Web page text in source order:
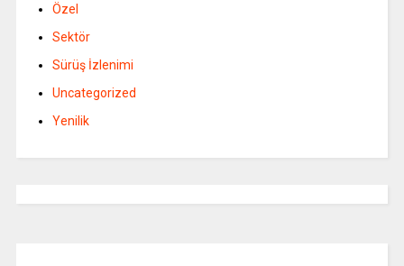
Özel
Sektör
Sürüş İzlenimi
Uncategorized
Yenilik